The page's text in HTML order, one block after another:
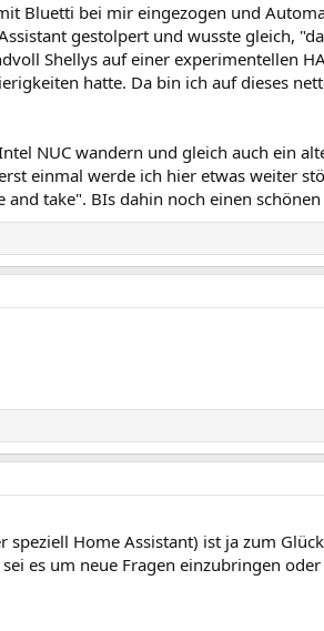
Bluetti bei mir eingezogen und
gestolpert und wusste gleich,
Shellys auf einer experimentellen
hatte. Da bin ich auf dieses
NUC wandern und gleich auch ein
einmal werde ich hier etwas weiter
take". BIs dahin noch einen
Home Assistant) ist ja zum
es um neue Fragen einzubringen